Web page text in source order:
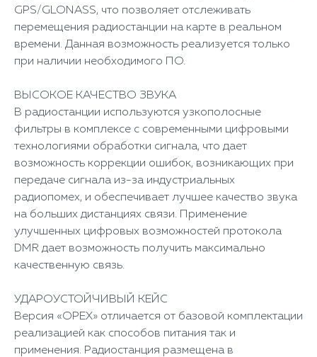
GPS/GLONASS, что позволяет отслеживать
перемещения радиостанции на карте в реальном
времени. Данная возможность реализуется только
при наличии необходимого ПО.
ВЫСОКОЕ КАЧЕСТВО ЗВУКА
В радиостанции используются узкополосные
фильтры в комплексе с современными цифровыми
технологиями обработки сигнала, что дает
возможность коррекции ошибок, возникающих при
передаче сигнала из-за индустриальных
радиопомех, и обеспечивает лучшее качество звука
на больших дистанциях связи. Применение
улучшенных цифровых возможностей протокола
DMR дает возможность получить максимально
качественную связь.
УДАРОУСТОЙЧИВЫЙ КЕЙС
Версия «ОРЕХ» отличается от базовой комплектации
реализацией как способов питания так и
применения. Радиостанция размещена в